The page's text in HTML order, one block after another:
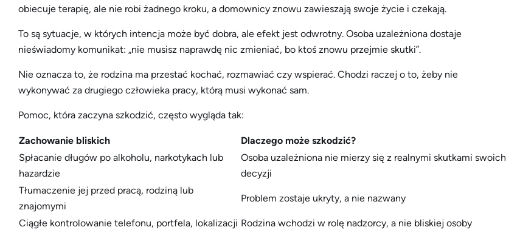
obiecuje terapię, ale nie robi żadnego kroku, a domownicy znowu zawieszają swoje życie i czekają.
To są sytuacje, w których intencja może być dobra, ale efekt jest odwrotny. Osoba uzależniona dostaje
nieświadomy komunikat: „nie musisz naprawdę nic zmieniać, bo ktoś znowu przejmie skutki”.
Nie oznacza to, że rodzina ma przestać kochać, rozmawiać czy wspierać. Chodzi raczej o to, żeby nie
wykonywać za drugiego człowieka pracy, którą musi wykonać sam.
Pomoc, która zaczyna szkodzić, często wygląda tak:
Zachowanie bliskich
Dlaczego może szkodzić?
Spłacanie długów po alkoholu, narkotykach lub
hazardzie
Osoba uzależniona nie mierzy się z realnymi skutkami swoich
decyzji
Tłumaczenie jej przed pracą, rodziną lub
znajomymi
Problem zostaje ukryty, a nie nazwany
Ciągłe kontrolowanie telefonu, portfela, lokalizacji Rodzina wchodzi w rolę nadzorcy, a nie bliskiej osoby